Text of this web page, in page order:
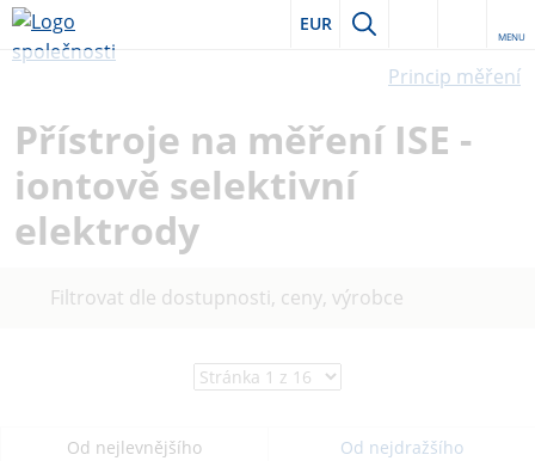
EUR
MENU
Princip měření
Přístroje na měření ISE -
iontově selektivní
elektrody
Filtrovat dle dostupnosti, ceny, výrobce
Od nejlevnějšího
Od nejdražšího